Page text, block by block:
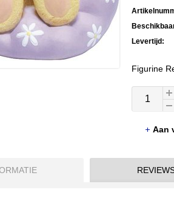
Levertijd:
Figurine
Aan